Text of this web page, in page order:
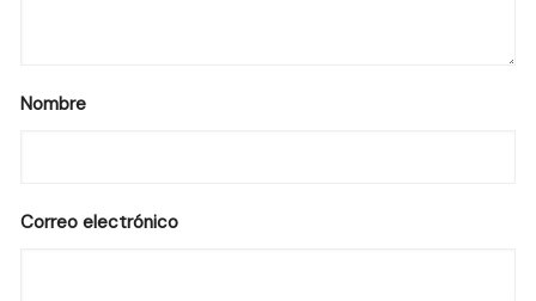
Nombre
Correo electrónico